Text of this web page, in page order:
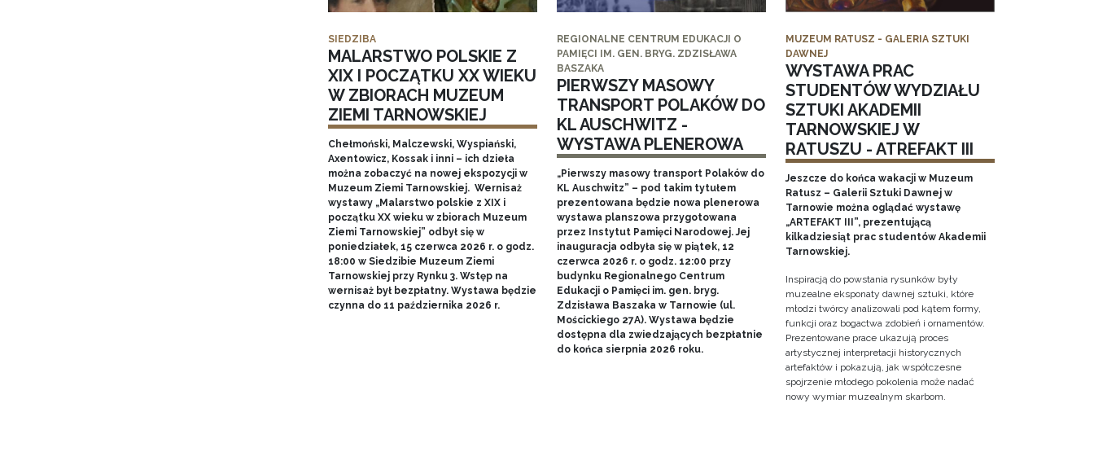
SIEDZIBA
MALARSTWO POLSKIE Z
XIX I POCZĄTKU XX WIEKU
W ZBIORACH MUZEUM
ZIEMI TARNOWSKIEJ
Chełmoński, Malczewski, Wyspiański,
Axentowicz, Kossak i inni – ich dzieła
można zobaczyć na nowej ekspozycji w
Muzeum Ziemi Tarnowskiej. Wernisaż
wystawy „Malarstwo polskie z XIX i
początku XX wieku w zbiorach Muzeum
Ziemi Tarnowskiej” odbył się w
poniedziałek, 15 czerwca 2026 r. o godz.
18:00 w Siedzibie Muzeum Ziemi
Tarnowskiej przy Rynku 3. Wstęp na
wernisaż był bezpłatny. Wystawa będzie
czynna do 11 października 2026 r.
REGIONALNE CENTRUM EDUKACJI O
PAMIĘCI IM. GEN. BRYG. ZDZISŁAWA
BASZAKA
PIERWSZY MASOWY
TRANSPORT POLAKÓW DO
KL AUSCHWITZ -
WYSTAWA PLENEROWA
„Pierwszy masowy transport Polaków do
KL Auschwitz” – pod takim tytułem
prezentowana będzie nowa plenerowa
wystawa planszowa przygotowana
przez Instytut Pamięci Narodowej. Jej
inauguracja odbyła się w piątek, 12
czerwca 2026 r. o godz. 12:00 przy
budynku Regionalnego Centrum
Edukacji o Pamięci im. gen. bryg.
Zdzisława Baszaka w Tarnowie (ul.
Mościckiego 27A). Wystawa będzie
dostępna dla zwiedzających bezpłatnie
do końca sierpnia 2026 roku.
MUZEUM RATUSZ - GALERIA SZTUKI
DAWNEJ
WYSTAWA PRAC
STUDENTÓW WYDZIAŁU
SZTUKI AKADEMII
TARNOWSKIEJ W
RATUSZU - ATREFAKT III
Jeszcze do końca wakacji w Muzeum
Ratusz – Galerii Sztuki Dawnej w
Tarnowie można oglądać wystawę
„ARTEFAKT III”, prezentującą
kilkadziesiąt prac studentów Akademii
Tarnowskiej.
Inspiracją do powstania rysunków były
muzealne eksponaty dawnej sztuki, które
młodzi twórcy analizowali pod kątem formy,
funkcji oraz bogactwa zdobień i ornamentów.
Prezentowane prace ukazują proces
artystycznej interpretacji historycznych
artefaktów i pokazują, jak współczesne
spojrzenie młodego pokolenia może nadać
nowy wymiar muzealnym skarbom.